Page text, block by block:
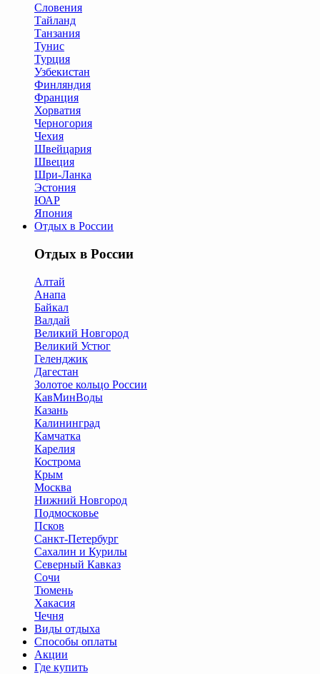
Словения
Тайланд
Танзания
Тунис
Турция
Узбекистан
Финляндия
Франция
Хорватия
Черногория
Чехия
Швейцария
Швеция
Шри-Ланка
Эстония
ЮАР
Япония
Отдых в России
Отдых в России
Алтай
Анапа
Байкал
Валдай
Великий Новгород
Великий Устюг
Геленджик
Дагестан
Золотое кольцо России
КавМинВоды
Казань
Калининград
Камчатка
Карелия
Кострома
Крым
Москва
Нижний Новгород
Подмосковье
Псков
Санкт-Петербург
Сахалин и Курилы
Северный Кавказ
Сочи
Тюмень
Хакасия
Чечня
Виды отдыха
Способы оплаты
Акции
Где купить